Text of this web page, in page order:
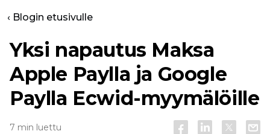
‹ Blogin etusivulle
Yksi napautus Maksa
Apple Paylla ja Google
Paylla Ecwid-myymälöille
7 min luettu